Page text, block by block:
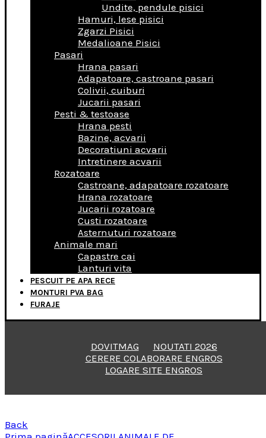
Undite, pendule pisici
Hamuri, lese pisici
Zgarzi Pisici
Medalioane Pisici
Pasari
Hrana pasari
Adapatoare, castroane pasari
Colivii, cuiburi
Jucarii pasari
Pesti & testoase
Hrana pesti
Bazine, acvarii
Decoratiuni acvarii
Intretinere acvarii
Rozatoare
Castroane, adapatoare rozatoare
Hrana rozatoare
Jucarii rozatoare
Custi rozatoare
Asternuturi rozatoare
Animale mari
Capastre cai
Lanturi vita
PESCUIT PE APA RECE
MONTURI PVA BAG
FURAJE
DOVITMAG
NOUTATI 2026
CERERE COLABORARE ENGROS
LOGARE SITE ENGROS
Back